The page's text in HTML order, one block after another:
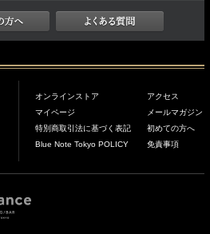
オンラインストア
マイページ
特別商取引法に基づく表記
Blue Note Tokyo POLICY
アクセス
メールマガジン
初めての方へ
免責事項